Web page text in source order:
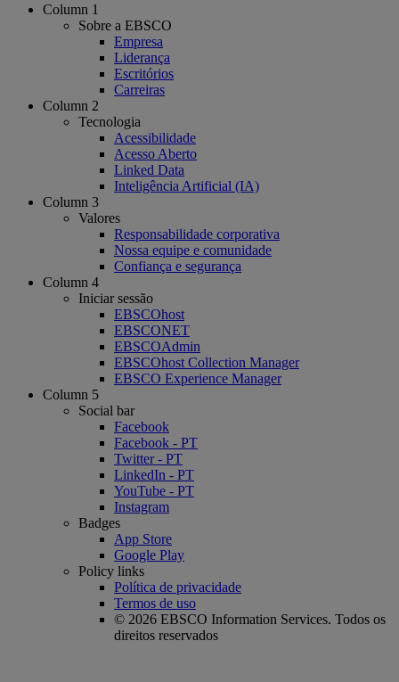
Column 1
Sobre a EBSCO
Empresa
Liderança
Escritórios
Carreiras
Column 2
Tecnologia
Acessibilidade
Acesso Aberto
Linked Data
Inteligência Artificial (IA)
Column 3
Valores
Responsabilidade corporativa
Nossa equipe e comunidade
Confiança e segurança
Column 4
Iniciar sessão
EBSCOhost
EBSCONET
EBSCOAdmin
EBSCOhost Collection Manager
EBSCO Experience Manager
Column 5
Social bar
Facebook
Facebook - PT
Twitter - PT
LinkedIn - PT
YouTube - PT
Instagram
Badges
App Store
Google Play
Policy links
Política de privacidade
Termos de uso
© 2026 EBSCO Information Services. Todos os
direitos reservados